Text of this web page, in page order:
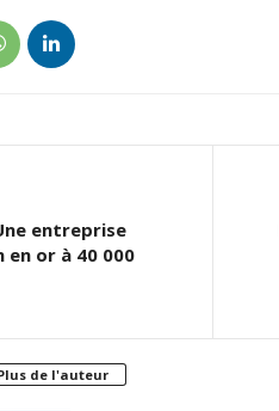
entreprise
or à 40 000
de l'auteur